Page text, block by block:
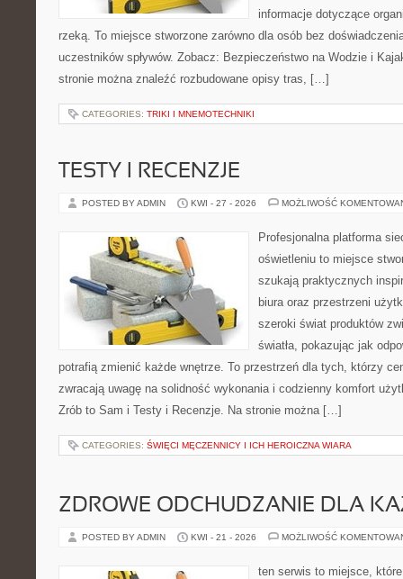
informacje dotyczące
rzeką. To miejsce stworzone zarówno dla osób bez
uczestników spływów. Zobacz: Bezpieczeństwo na Wodzie i
stronie można znaleźć rozbudowane opisy tras, […]
CATEGORIES: TRIKI I MNEMOTECHNIKI
TESTY I RECENZJE
POSTED BY ADMIN KWI - 27 - 2026 MOŻLIWOŚĆ
Profesjonalna platforma
oświetleniu to miejsce
szukają praktycznych
biura oraz przestrzeni
szeroki świat produktów
światła, pokazując jak
potrafią zmienić każde wnętrze. To przestrzeń dla tych, którzy
zwracają uwagę na solidność wykonania i codzienny komfort
Zrób to Sam i Testy i Recenzje. Na stronie można […]
CATEGORIES: ŚWIĘCI MĘCZENNICY I ICH HEROICZNA WIARA
ZDROWE ODCHUDZANIE DLA
POSTED BY ADMIN KWI - 21 - 2026 MOŻLIWOŚĆ
ten serwis to miejsce,